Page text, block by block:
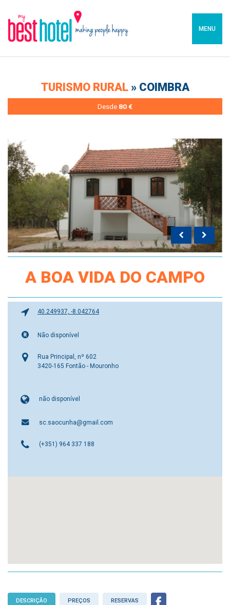
MENU
TURISMO RURAL » COIMBRA
Desde 80 €
A BOA VIDA DO CAMPO
40.249937, -8.042764
Não disponível
Rua Principal, nº 602
3420-165 Fontão - Mouronho
não disponível
sc.saocunha@gmail.com
(+351) 964 337 188
DESCRIÇÃO PREÇOS RESERVAS